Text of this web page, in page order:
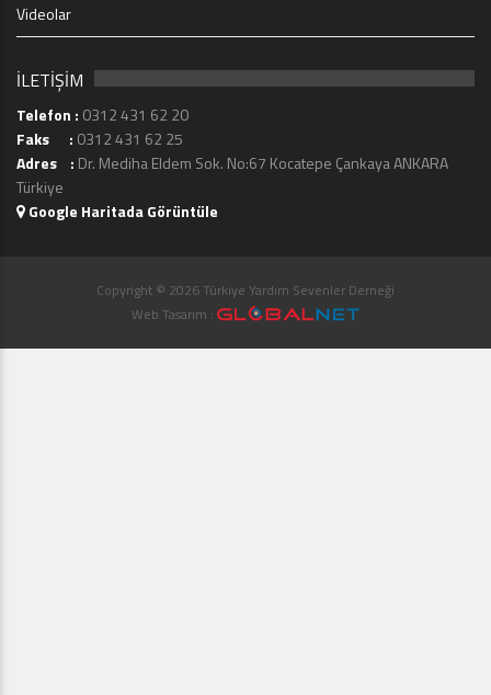
Videolar
İLETİŞİM
Telefon : 0312 431 62 20
Faks : 0312 431 62 25
Adres : Dr. Mediha Eldem Sok. No:67 Kocatepe Çankaya ANKARA
Türkiye
Google Haritada Görüntüle
Copyright © 2026 Türkiye Yardım Sevenler Derneği
Web Tasarım :